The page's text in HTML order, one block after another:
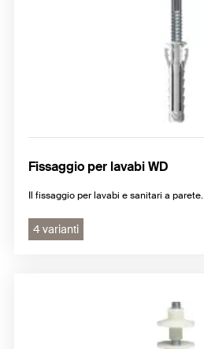
Fissaggio per lavabi WD
Il fissaggio per lavabi e sanitari a parete.
4 varianti